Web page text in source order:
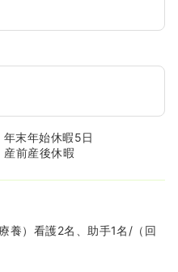
末年始休暇5日
産前産後休暇
養）看護2名、助手1名/（回